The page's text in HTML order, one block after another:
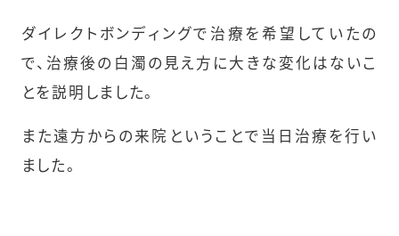
ダイレクトボンディングで治療を希望していたの
で、治療後の白濁の見え方に大きな変化はないこ
とを説明しました。
また遠方からの来院ということで当日治療を行い
ました。